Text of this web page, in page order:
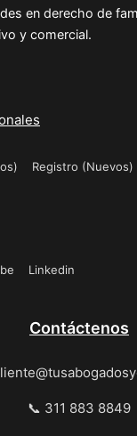
en derecho de
y comercial.
Registro (Nuevos)
Linkedin
Contáctenos
📞 311 883 8849